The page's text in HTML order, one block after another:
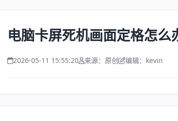
电脑卡屏死机画面定格怎
2026-05-11 15:55:20 来源：原创 编辑：kevin